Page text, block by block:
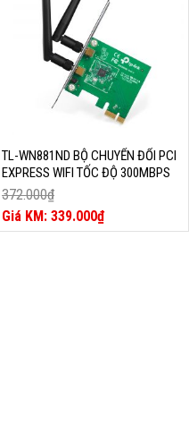
TL-WN881ND BỘ CHUYỂN ĐỔI PCI
EXPRESS WIFI TỐC ĐỘ 300MBPS
372.000₫
Giá
gốc
339.000₫
Giá